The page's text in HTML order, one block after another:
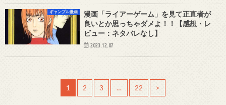
ギャンブル漫画
漫画「ライアーゲーム」を見て正直者が
良いとか思っちゃダメよ！！【感想・レ
ビュー：ネタバレなし】
2023.12.07
1 2 3 … 22 >